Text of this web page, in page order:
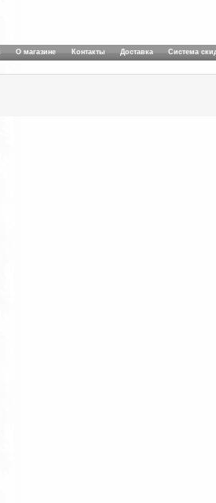
О магазине Контакты Доставка Система